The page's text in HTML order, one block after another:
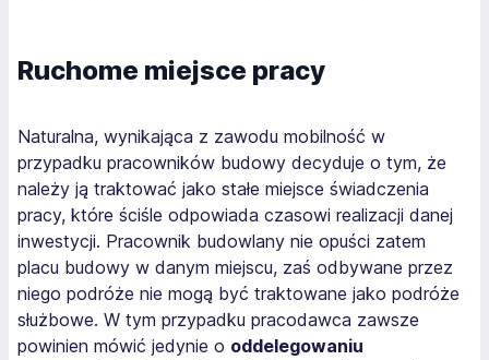
Ruchome miejsce pracy
Naturalna, wynikająca z zawodu mobilność w
przypadku pracowników budowy decyduje o tym, że
należy ją traktować jako stałe miejsce świadczenia
pracy, które ściśle odpowiada czasowi realizacji danej
inwestycji. Pracownik budowlany nie opuści zatem
placu budowy w danym miejscu, zaś odbywane przez
niego podróże nie mogą być traktowane jako podróże
służbowe. W tym przypadku pracodawca zawsze
powinien mówić jedynie o oddelegowaniu